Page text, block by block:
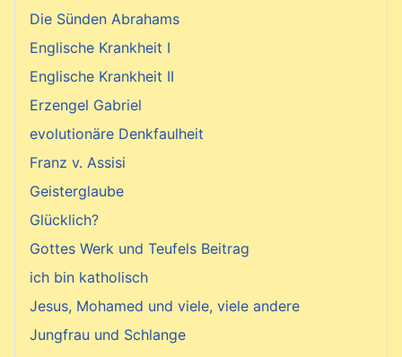
Die Sünden Abrahams
Englische Krankheit I
Englische Krankheit II
Erzengel Gabriel
evolutionäre Denkfaulheit
Franz v. Assisi
Geisterglaube
Glücklich?
Gottes Werk und Teufels Beitrag
ich bin katholisch
Jesus, Mohamed und viele, viele andere
Jungfrau und Schlange